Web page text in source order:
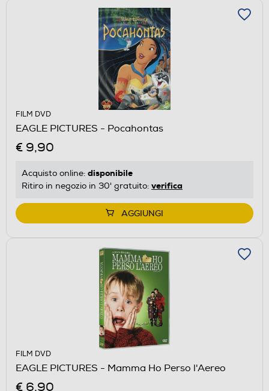
FILM DVD
EAGLE PICTURES - Pocahontas
€ 9,90
Acquisto online: disponibile
Ritiro in negozio in 30' gratuito: verifica
AGGIUNGI
FILM DVD
EAGLE PICTURES - Mamma Ho Perso l'Aereo
€ 6,90